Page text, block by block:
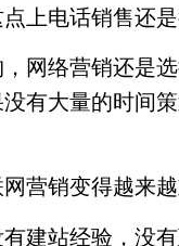
上电话销售还是
网络营销还是
有大量的时间
营销变得越来
建站经验，没